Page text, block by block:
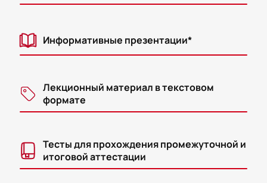
Информативные презентации*
Лекционный материал в текстовом
формате
Тесты для прохождения промежуточной и
итоговой аттестации